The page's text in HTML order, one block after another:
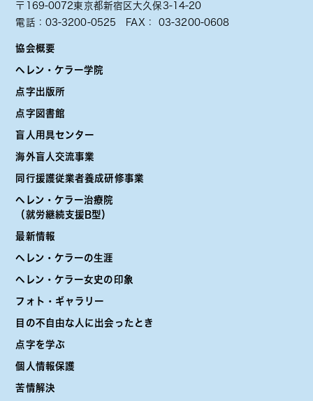
〒169-0072東京都新宿区大久保3-14-20
電話： 03-3200-0525 FAX： 03-3200-0608
協会概要
ヘレン・ケラー学院
点字出版所
点字図書館
盲人用具センター
海外盲人交流事業
同行援護従業者養成研修事業
ヘレン・ケラー治療院
（就労継続支援B型）
最新情報
ヘレン・ケラーの生涯
ヘレン・ケラー女史の印象
フォト・ギャラリー
目の不自由な人に出会ったとき
点字を学ぶ
個人情報保護
苦情解決